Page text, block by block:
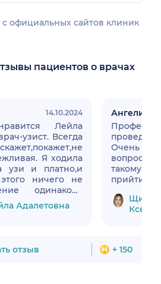
официальных сайтов клиник
пациентов о врачах
14.10.2024
Лейла
узист. Всегда
Я ходила
и платно,и
ничего не
одинаково
Адалетовна
Ангелина
Очень
вопросам
такому
прийти
отзыв + 150